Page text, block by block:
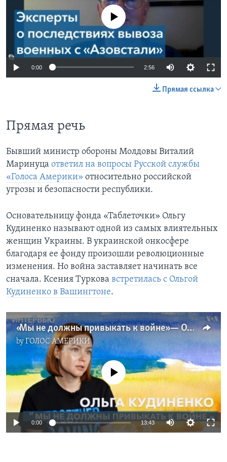
No media source currently available
0:00 2:56
Прямая ссылка
Прямая речь
Бывший министр обороны Молдовы Виталий
Маринуца ответил на вопросы Русской службы
«Голоса Америки» относительно российской
угрозы и безопасности республики.
Основательницу фонда «Таблеточки» Ольгу
Кудиненко называют одной из самых влиятельных
женщин Украины. В украинской онкосфере
благодаря ее фонду произошли революционные
изменения. Но война заставляет начинать все
сначала. Ксения Туркова встретилась с Ольгой
Кудиненко в Вашингтоне.
«Мы не должны привыкать к войне» — Ольга Кудиненко
byГОЛОС АМЕРИКИ
No media source currently available
0:00 13:43